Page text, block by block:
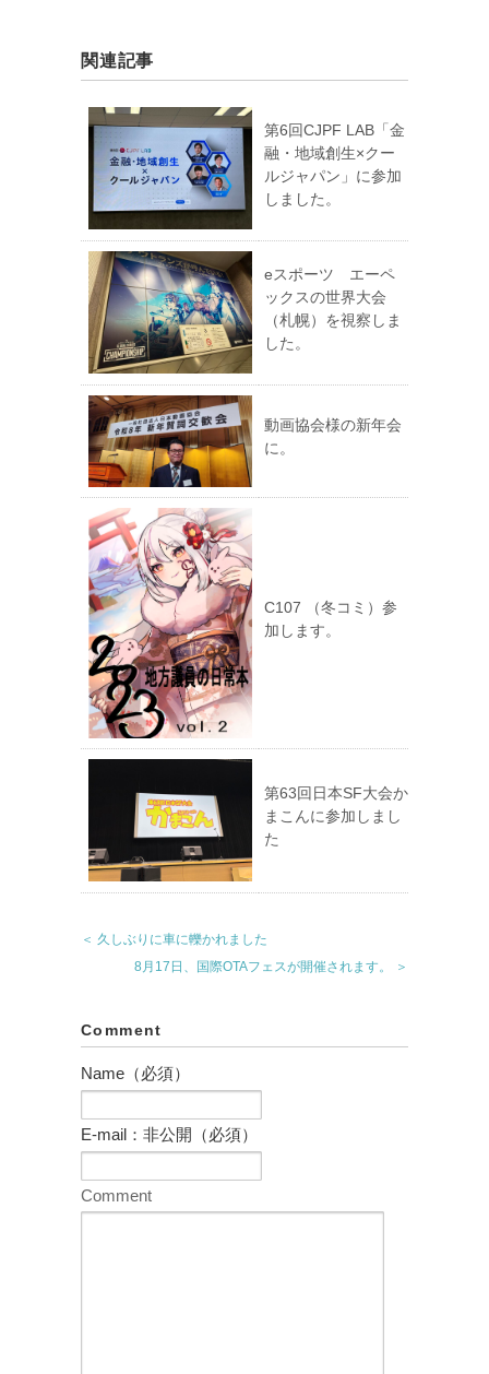
関連記事
第6回CJPF LAB「金
融・地域創生×クー
ルジャパン」に参加
しました。
eスポーツ エーペ
ックスの世界大会
（札幌）を視察しま
した。
動画協会様の新年会
に。
C107 （冬コミ）参
加します。
第63回日本SF大会か
まこんに参加しまし
た
＜ 久しぶりに車に轢かれました
8月17日、国際OTAフェスが開催されます。 ＞
Comment
Name（必須）
E-mail：非公開（必須）
Comment